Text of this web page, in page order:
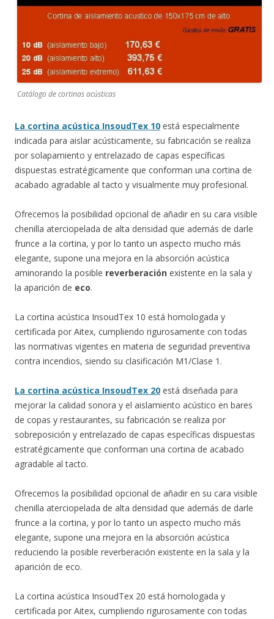
Catálogo de cortinas acústicas
La cortina acústica InsoudTex 10 está especialmente
indicada para aislar acústicamente, su fabricación se realiza
por solapamiento y entrelazado de capas específicas
dispuestas estratégicamente que conforman una cortina de
acabado agradable al tacto y visualmente muy profesional.
Ofrecemos la posibilidad opcional de añadir en su cara visible
chenilla aterciopelada de alta densidad que además de darle
frunce a la cortina, y por lo tanto un aspecto mucho más
elegante, supone una mejora en la absorción acústica
aminorando la posible reverberación existente en la sala y
la aparición de eco.
La cortina acústica InsoudTex 10 está homologada y
certificada por Aitex, cumpliendo rigurosamente con todas
las normativas vigentes en materia de seguridad preventiva
contra incendios, siendo su clasificación M1/Clase 1.
La cortina acústica InsoudTex 20 está diseñada para
mejorar la calidad sonora y el aislamiento acústico en bares
de copas y restaurantes, su fabricación se realiza por
sobreposición y entrelazado de capas específicas dispuestas
estratégicamente que conforman una cortina de acabado
agradable al tacto.
Ofrecemos la posibilidad opcional de añadir en su cara visible
chenilla aterciopelada de alta densidad que además de darle
frunce a la cortina, y por lo tanto un aspecto mucho más
elegante, supone una mejora en la absorción acústica
reduciendo la posible reverberación existente en la sala y la
aparición de eco.
La cortina acústica InsoudTex 20 está homologada y
certificada por Aitex, cumpliendo rigurosamente con todas